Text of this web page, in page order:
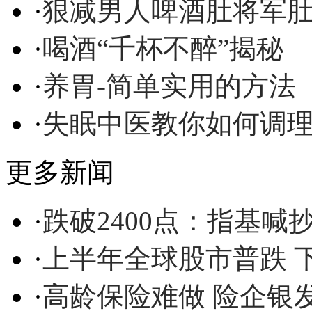
·狠减男人啤酒肚将军
·喝酒“千杯不醉”揭秘
·养胃-简单实用的方法
·失眠中医教你如何调
更多新闻
·跌破2400点：指基喊
· 上半年全球股市普跌
·高龄保险难做 险企银